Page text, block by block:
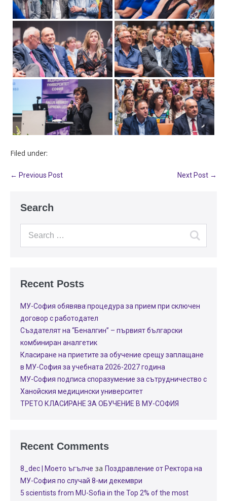
Filed under:
← Previous Post Next Post →
Search
Recent Posts
МУ-София обявява процедура за прием при сключен
договор с работодател
Създателят на “Беналгин” – първият български
комбиниран аналгетик
Класиране на приетите за обучение срещу заплащане
в МУ-София за учебната 2026-2027 година
МУ-София подписа споразумение за сътрудничество с
Ханойския медицински университет
ТРЕТО КЛАСИРАНЕ ЗА ОБУЧЕНИЕ В МУ-СОФИЯ
Recent Comments
8_dec | Моето ъгълче за Поздравление от Ректора на
МУ-София по случай 8-ми декември
5 scientists from MU-Sofia in the Top 2% of the most